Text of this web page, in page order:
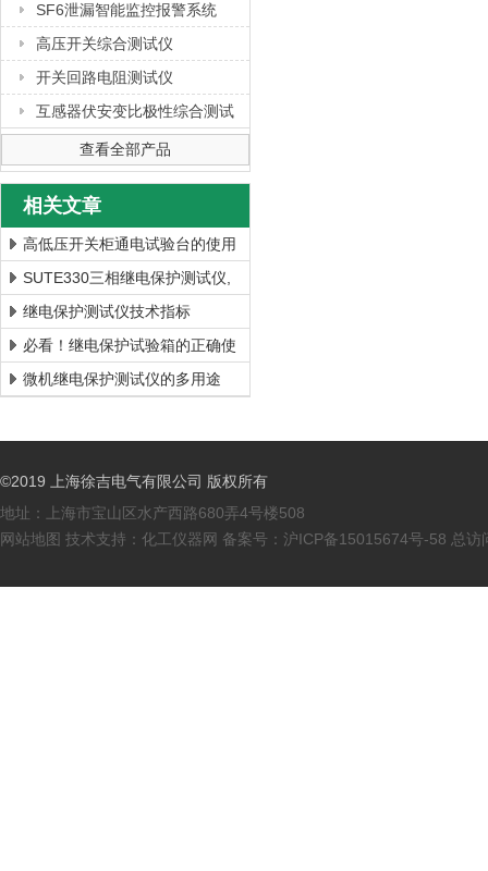
SF6泄漏智能监控报警系统
高压开关综合测试仪
开关回路电阻测试仪
互感器伏安变比极性综合测试
查看全部产品
相关文章
高低压开关柜通电试验台的使用
安全事项
SUTE330三相继电保护测试仪,
三相继电保护校验仪厂家
继电保护测试仪技术指标
必看！继电保护试验箱的正确使
用方法全解析
微机继电保护测试仪的多用途
©2019 上海徐吉电气有限公司 版权所有
地址：上海市宝山区水产西路680弄4号楼508
网站地图 技术支持： 化工仪器网 备案号： 沪ICP备15015674号-58 总访